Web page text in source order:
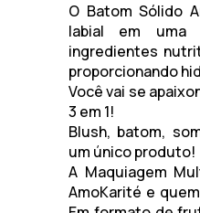
O Batom Sólido
labial em uma
ingredientes
proporcionando
Você vai se
3 em 1!
Blush, batom,
um único produto!
A Maquiagem
AmoKarité e